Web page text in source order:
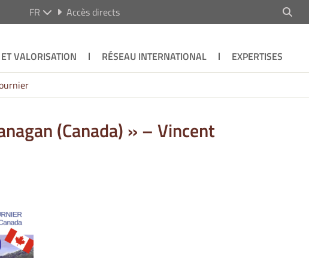
FR Accès directs
VALORISATION RÉSEAU INTERNATIONAL
EXPERTISES
(Canada) » – Vincent